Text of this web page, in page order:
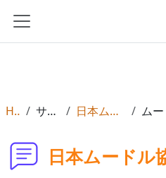
サイドパネル
Home サイトページ 日本ムードル協会告知板
日本ムードル